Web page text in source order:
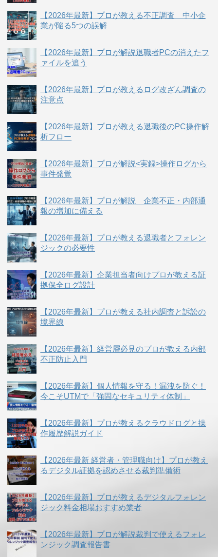
【2026年最新】プロが教える不正調査 中小企
業が陥る5つの誤解
【2026年最新】プロが解説退職者PCの消えたフ
ァイルを追う
【2026年最新】プロが教えるログ改ざん調査の
注意点
【2026年最新】プロが教える退職後のPC操作解
析フロー
【2026年最新】プロが解説<実録>操作ログから
事件発覚
【2026年最新】プロが解説 企業不正・内部通
報の増加に備える
【2026年最新】プロが教える退職者とフォレン
ジックの必要性
【2026年最新】企業担当者向けプロが教える証
拠保全ログ設計
【2026年最新】プロが教える社内調査と訴訟の
境界線
【2026年最新】経営層必見のプロが教える内部
不正防止入門
【2026年最新】個人情報を守る！漏洩を防ぐ！
今こそUTMで「強固なセキュリティ体制」
【2026年最新】プロが教えるクラウドログと操
作履歴解説ガイド
【2026年最新 経営者・管理職向け】プロが教え
るデジタル証拠を認めさせる裁判準備術
【2026年最新】プロが教えるデジタルフォレン
ジック料金相場おすすめ業者
【2026年最新】プロが解説裁判で使えるフォレ
ンジック調査報告書